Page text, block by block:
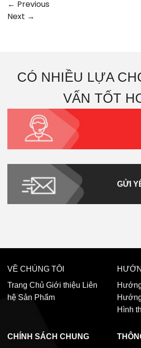
← Previous
Next →
CÓ NHIỀU LỰA
VẤN TỐT
GỬI
VỀ CHÚNG TÔI
Trang Chủ Giới thiệu Liên
hệ Sản Phẩm
Hình
CHÍNH SÁCH CHUNG